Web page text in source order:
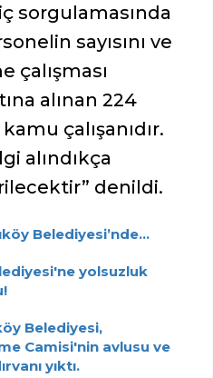
sorgulamasında
sayısını ve
çalışması
alınan 224
çalışanıdır.
alındıkça
denildi.
Belediyesi’nde...
yolsuzluk
Belediyesi,
Camisi'nin avlusu ve
yıktı.